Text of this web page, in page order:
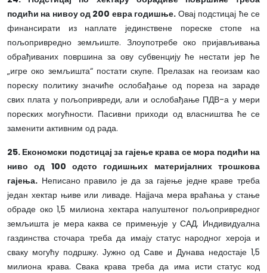
подићи на нивоу од 200 евра годишње.Овај подстицај ће се
финансирати из наплате јединствене пореске стопе на
пољопривредно земљиште. Злоупотребе око пријављивања
обрађиваних површина за ову субвенцију ће нестати јер ће
„игре око земљишта“ постати скупе. Прелазак на геоизам као
пореску политику значиће ослобађање од пореза на зараде
свих плата у пољопривреди, али и ослобађање ПДВ-а у мери
пореских могућности. Пасивни приходи од власништва ће се
заменити активним од рада.
25. Економски подстицај за гајење крава се мора подићи на
ниво од 100 одсто годишњих материјалних трошкова
гајења. Неписано правило је да за гајење једне краве треба
један хектар њиве или ливаде. Најјача мера враћања у стање
обраде око 1,5 милиона хектара напуштеног пољопривредног
земљишта је мера каква се примењује у САД. Индивидуална
газдинства сточара треба да имају статус народног хероја и
сваку могућу подршку. Јужно од Саве и Дунава недостаје 1,5
милиона крава. Свака крава треба да има исти статус код